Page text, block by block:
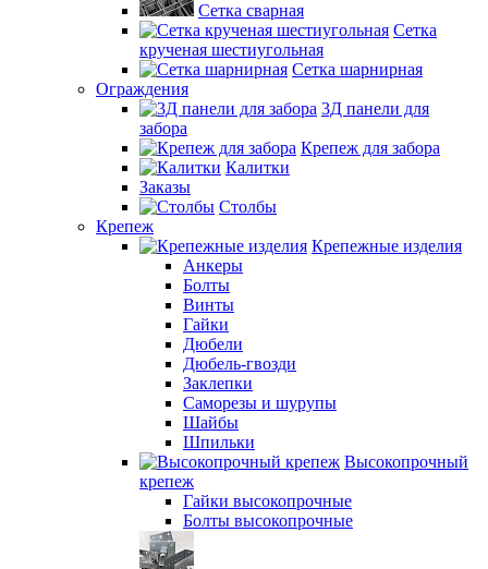
Сетка сварная
Сетка
крученая шестиугольная
Сетка шарнирная
Ограждения
3Д панели для
забора
Крепеж для забора
Калитки
Заказы
Столбы
Крепеж
Крепежные изделия
Анкеры
Болты
Винты
Гайки
Дюбели
Дюбель-гвозди
Заклепки
Саморезы и шурупы
Шайбы
Шпильки
Высокопрочный
крепеж
Гайки высокопрочные
Болты высокопрочные